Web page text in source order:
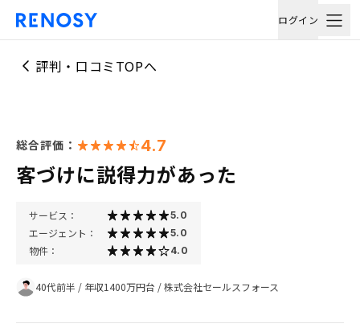
ログイン
評判・口コミTOPへ
総合評価： 4.7
客づけに説得力があった
サービス： 5.0
エージェント： 5.0
物件： 4.0
40代前半 / 年収1400万円台 /株式会社セールスフォース